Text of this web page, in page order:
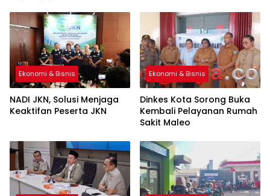
Ekonomi & Bisnis
NADI JKN, Solusi Menjaga
Keaktifan Peserta JKN
Ekonomi & Bisnis
Dinkes Kota Sorong Buka
Kembali Pelayanan Rumah
Sakit Maleo